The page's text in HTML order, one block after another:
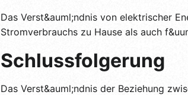
Das Verst&auml;ndnis von elektrischer
Stromverbrauchs zu Hause als auch
Schlussfolgerung
Das Verst&auml;ndnis der Beziehung